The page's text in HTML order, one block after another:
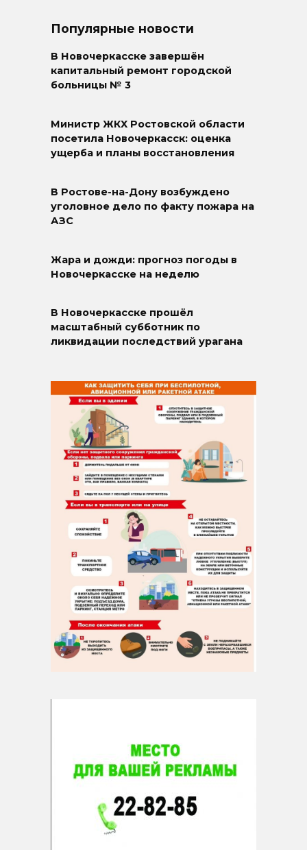
Популярные новости
В Новочеркасске завершён
капитальный ремонт городской
больницы № 3
Министр ЖКХ Ростовской области
посетила Новочеркасск: оценка
ущерба и планы восстановления
В Ростове-на-Дону возбуждено
уголовное дело по факту пожара на
АЗС
Жара и дожди: прогноз погоды в
Новочеркасске на неделю
В Новочеркасске прошёл
масштабный субботник по
ликвидации последствий урагана